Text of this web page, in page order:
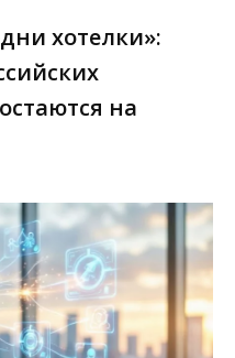
хотелки»:
на